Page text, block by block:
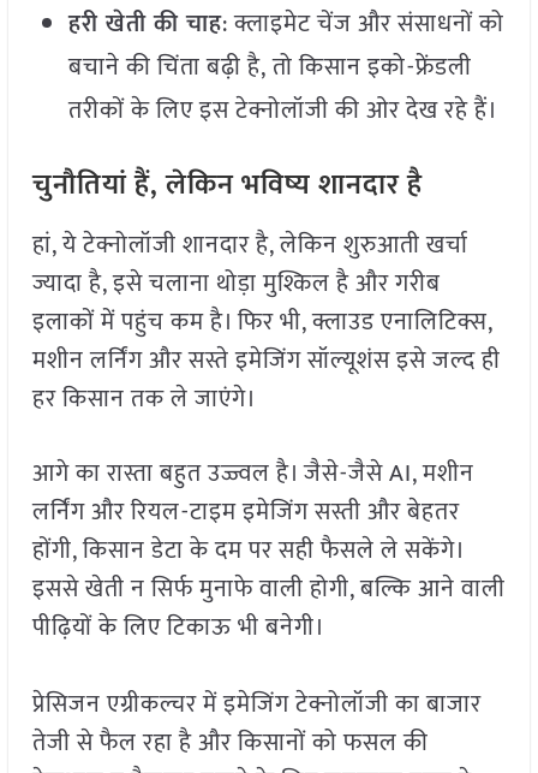
हरी खेती की चाह: क्लाइमेट चेंज और संसाधनों को
बचाने की चिंता बढ़ी है, तो किसान इको-फ्रेंडली
तरीकों के लिए इस टेक्नोलॉजी की ओर देख रहे हैं।
चुनौतियां हैं, लेकिन भविष्य शानदार है
हां, ये टेक्नोलॉजी शानदार है, लेकिन शुरुआती खर्चा
ज्यादा है, इसे चलाना थोड़ा मुश्किल है और गरीब
इलाकों में पहुंच कम है। फिर भी, क्लाउड एनालिटिक्स,
मशीन लर्निंग और सस्ते इमेजिंग सॉल्यूशंस इसे जल्द ही
हर किसान तक ले जाएंगे।
आगे का रास्ता बहुत उज्ज्वल है। जैसे-जैसे AI, मशीन
लर्निंग और रियल-टाइम इमेजिंग सस्ती और बेहतर
होंगी, किसान डेटा के दम पर सही फैसले ले सकेंगे।
इससे खेती न सिर्फ मुनाफे वाली होगी, बल्कि आने वाली
पीढ़ियों के लिए टिकाऊ भी बनेगी।
प्रेसिजन एग्रीकल्चर में इमेजिंग टेक्नोलॉजी का बाजार
तेजी से फैल रहा है और किसानों को फसल की